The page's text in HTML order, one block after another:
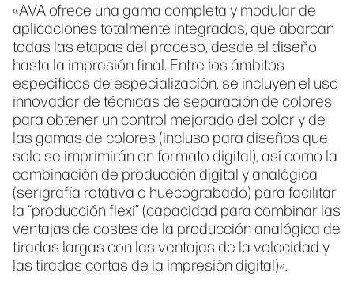
«AVA ofrece una gama completa y modular de
aplicaciones totalmente integradas, que abarcan
todas las etapas del proceso, desde el diseño
hasta la impresión final. Entre los ámbitos
específicos de especialización, se incluyen el uso
innovador de técnicas de separación de colores
para obtener un control mejorado del color y de
las gamas de colores (incluso para diseños que
solo se imprimirán en formato digital), así como la
combinación de producción digital y analógica
(serigrafía rotativa o huecograbado) para facilitar
la “producción flexi” (capacidad para combinar las
ventajas de costes de la producción analógica de
tiradas largas con las ventajas de la velocidad y
las tiradas cortas de la impresión digital)».